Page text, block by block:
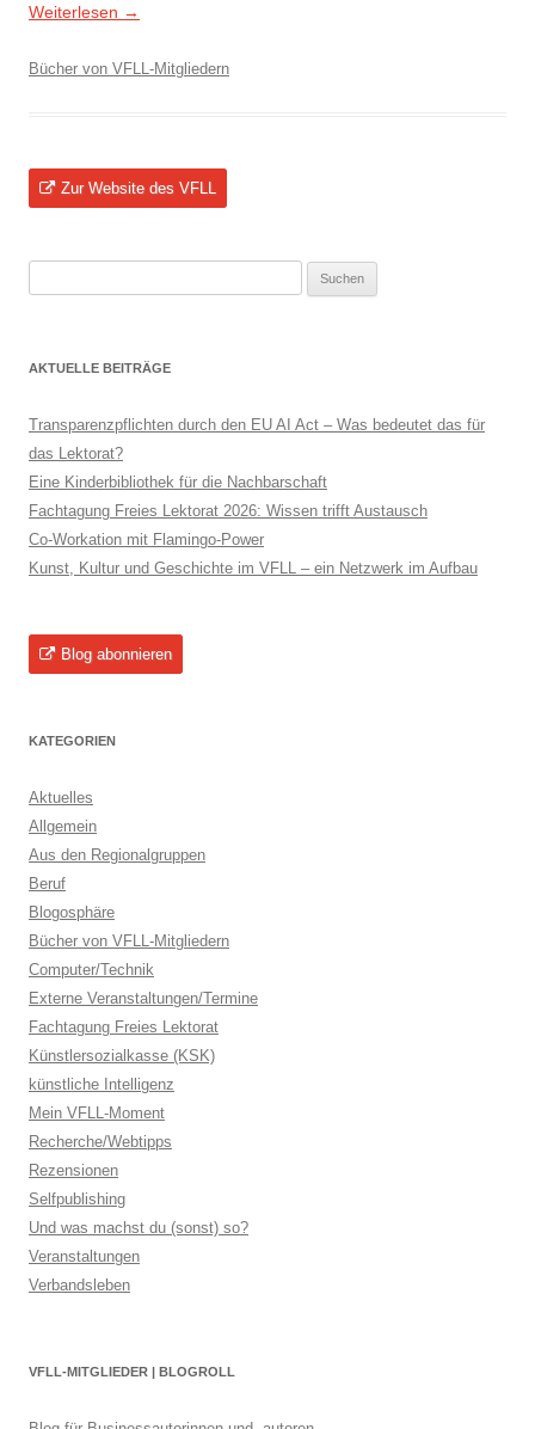
Weiterlesen →
Bücher von VFLL-Mitgliedern
Zur Website des VFLL
AKTUELLE BEITRÄGE
Transparenzpflichten durch den EU AI Act – Was bedeutet das für
das Lektorat?
Eine Kinderbibliothek für die Nachbarschaft
Fachtagung Freies Lektorat 2026: Wissen trifft Austausch
Co-Workation mit Flamingo-Power
Kunst, Kultur und Geschichte im VFLL – ein Netzwerk im Aufbau
Blog abonnieren
KATEGORIEN
Aktuelles
Allgemein
Aus den Regionalgruppen
Beruf
Blogosphäre
Bücher von VFLL-Mitgliedern
Computer/Technik
Externe Veranstaltungen/Termine
Fachtagung Freies Lektorat
Künstlersozialkasse (KSK)
künstliche Intelligenz
Mein VFLL-Moment
Recherche/Webtipps
Rezensionen
Selfpublishing
Und was machst du (sonst) so?
Veranstaltungen
Verbandsleben
VFLL-MITGLIEDER | BLOGROLL